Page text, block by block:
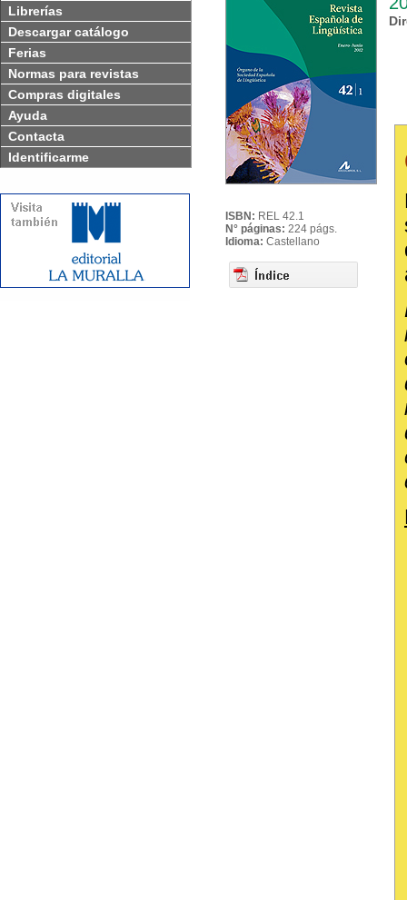
Librerías
Descargar catálogo
Ferias
Normas para revistas
Compras digitales
Ayuda
Contacta
Identificarme
ISBN: REL 42.1
N° páginas: 224 págs.
Idioma: Castellano